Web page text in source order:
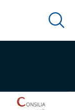
Ouvrir